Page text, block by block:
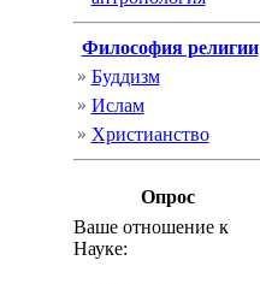
Философия религии
Буддизм
Ислам
Христианство
Опрос
Ваше отношение к
Науке: